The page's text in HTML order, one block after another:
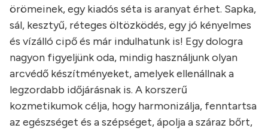
örömeinek, egy kiadós séta is aranyat érhet. Sapka,
sál, kesztyű, réteges öltözködés, egy jó kényelmes
és vízálló cipő és már indulhatunk is! Egy dologra
nagyon figyeljünk oda, mindig használjunk olyan
arcvédő készítményeket, amelyek ellenállnak a
legzordabb időjárásnak is. A korszerű
kozmetikumok célja, hogy harmonizálja, fenntartsa
az egészséget és a szépséget, ápolja a száraz bőrt,